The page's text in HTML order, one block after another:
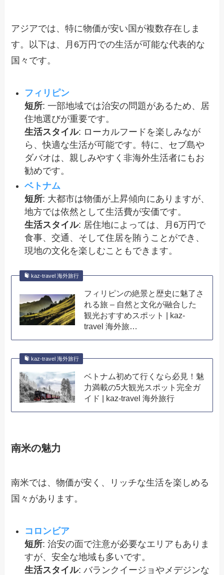
アジアでは、特に物価が安い国が複数存在しま
す。以下は、月6万円での生活が可能な代表的な
国々です。
フィリピン
短所: 一部地域では治安の問題があるため、居
住地選びが重要です。
生活スタイル: ローカルフードを楽しみなが
ら、快適な生活が可能です。特に、セブ島や
ダバオは、親しみやすく非海外生活者にもお
勧めです。
ベトナム
短所: 大都市は物価が上昇傾向にありますが、
地方では依然として生活費が安価です。
生活スタイル: 居住地によっては、月6万円で
食事、交通、そして住居を賄うことができ、
現地の文化を楽しむこともできます。
kaz-travel 海外旅行
フィリピンの絶景と歴史に魅了さ
れる旅 – 自然と文化が融合した
観光おすすめスポット | kaz-
travel 海外旅…
kaz-travel 海外旅行
ベトナム初めて行くなら必見！魅
力満載の5大観光スポット完全ガ
イド | kaz-travel 海外旅行
南米の魅力
南米では、物価が安く、リッチな生活を楽しめる
国々があります。
コロンビア
短所: 治安の面で注意が必要なエリアもありま
すが、安全な地域も多いです。
生活スタイル: バランクイージョやメデジンな